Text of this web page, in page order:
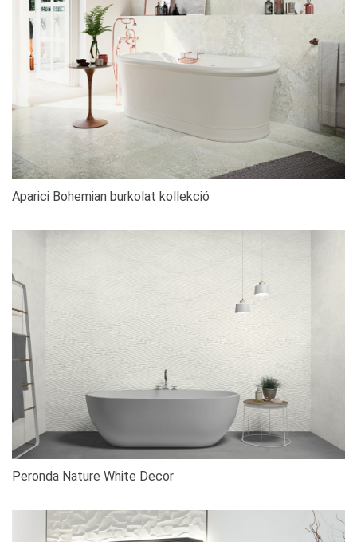
Aparici Bohemian burkolat kollekció
Peronda Nature White Decor